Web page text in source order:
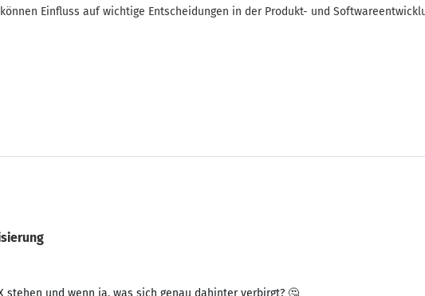
Einfluss auf wichtige Entscheidungen in der Produkt- und
stehen und wenn ja, was sich genau dahinter verbirgt? 🤔